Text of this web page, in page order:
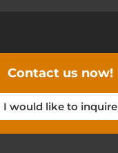
Contact us now!
I would like to inquire